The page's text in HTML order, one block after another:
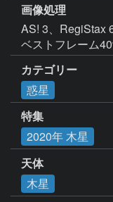
画像処理
AS! 3、RegiStax
ベストフレーム
カテゴリー
惑星
特集
2020年 木星
天体
木星